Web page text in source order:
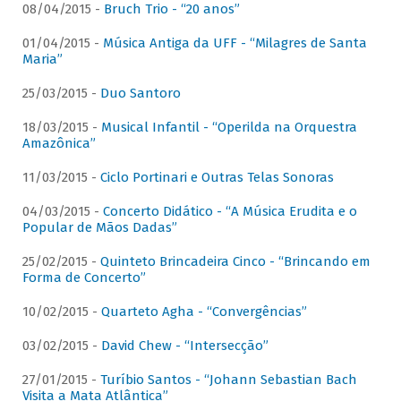
08/04/2015 - Bruch Trio - “20 anos”
01/04/2015 - Música Antiga da UFF - “Milagres de Santa
Maria”
25/03/2015 - Duo Santoro
18/03/2015 - Musical Infantil - “Operilda na Orquestra
Amazônica”
11/03/2015 - Ciclo Portinari e Outras Telas Sonoras
04/03/2015 - Concerto Didático - “A Música Erudita e o
Popular de Mãos Dadas”
25/02/2015 - Quinteto Brincadeira Cinco - “Brincando em
Forma de Concerto”
10/02/2015 - Quarteto Agha - “Convergências”
03/02/2015 - David Chew - “Intersecção”
27/01/2015 - Turíbio Santos - “Johann Sebastian Bach
Visita a Mata Atlântica”